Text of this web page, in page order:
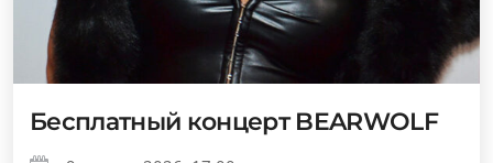
Бесплатный концерт BEARWOLF